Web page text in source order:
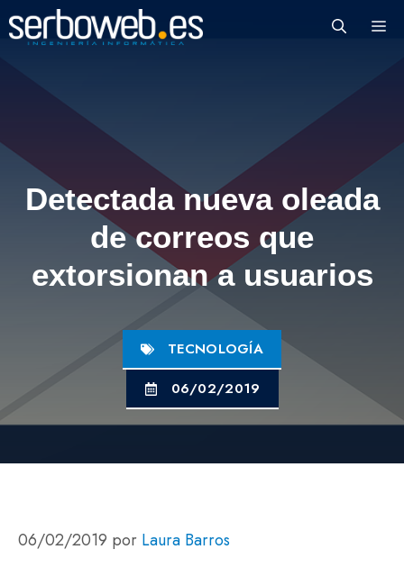
Saltar
al
Detectada nueva oleada
de correos que
extorsionan a usuarios
TECNOLOGÍA
06/02/2019
06/02/2019 por Laura Barros